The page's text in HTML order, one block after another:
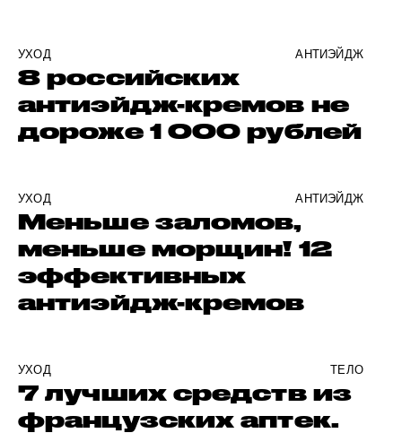
УХОД АНТИЭЙДЖ
8 российских
антиэйдж-кремов не
дороже 1 000 рублей
УХОД АНТИЭЙДЖ
Меньше заломов,
меньше морщин! 12
эффективных
антиэйдж-кремов
УХОД ТЕЛО
7 лучших средств из
французских аптек.